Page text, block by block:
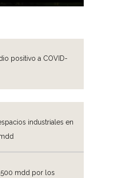
positivo a COVID-
industriales en
mdd por los